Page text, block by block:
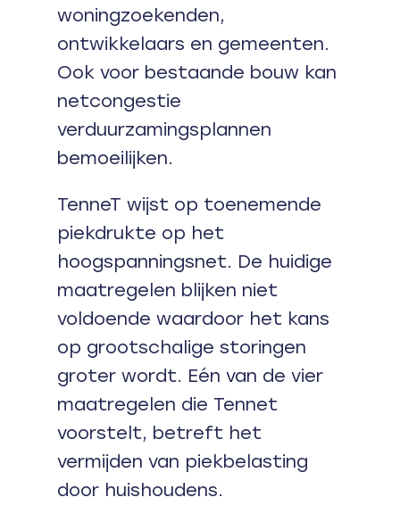
woningzoekenden,
ontwikkelaars en gemeenten.
Ook voor bestaande bouw kan
netcongestie
verduurzamingsplannen
bemoeilijken.
TenneT wijst op toenemende
piekdrukte op het
hoogspanningsnet. De huidige
maatregelen blijken niet
voldoende waardoor het kans
op grootschalige storingen
groter wordt. Eén van de vier
maatregelen die Tennet
voorstelt, betreft het
vermijden van piekbelasting
door huishoudens.